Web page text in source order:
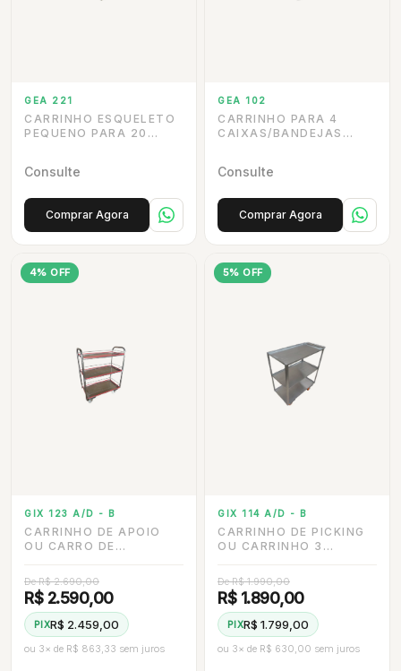
GEA 221
CARRINHO ESQUELETO
PEQUENO PARA 20
Consulte
Comprar Agora
GEA 102
CARRINHO PARA 4
CAIXAS/BANDEJAS
Consulte
Comprar Agora
4% OFF
GIX 123 A/D - B
CARRINHO DE APOIO
OU CARRO DE
TOTALMENTE EM AÇO
INOX, COM 3
BANDEJAS, GRADIL E
RODÍZIO DE 3”
De R$ 2.690,00
R$ 2.590,00
PIXR$ 2.459,00
ou 3× de R$ 863,33 sem juros
5% OFF
GIX 114 A/D - B
CARRINHO DE PICKING
OU CARRINHO 3
3 DE INOX
De R$ 1.990,00
R$ 1.890,00
PIXR$ 1.799,00
ou 3× de R$ 630,00 sem juros